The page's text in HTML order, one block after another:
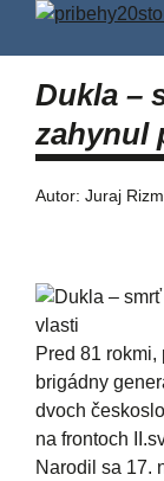
Dukla –
zahynul
Autor: Juraj
Pred 81 rokmi,
brigádny
dvoch
na frontoch
Narodil sa 17.